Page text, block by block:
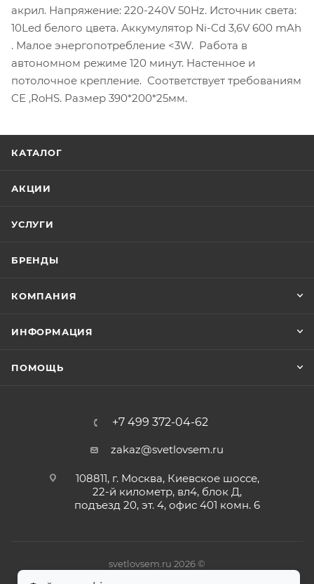
акрил. Напряжение: 220-240V 50Hz. Источник света:
10Led белого цвета. Аккумулятор Ni-Cd 3,6V 600 mAh
. Малое энергопотребление <3W. Работа в
автономном режиме 120 минут. Настенное и
потолочное крепление. Соответствует требованиям
CE ,RoHS. Размер 390*200*25мм.
КАТАЛОГ
АКЦИИ
УСЛУГИ
БРЕНДЫ
КОМПАНИЯ
ИНФОРМАЦИЯ
ПОМОЩЬ
+7 499 372-04-62
zakaz@svetlovsem.ru
108811, г. Москва, Киевское шоссе,
22-й километр, вл4, блок Д,
подъезд 20, эт. 4, офис 401 комн. 6
svetlovsem.ru 2026 ©